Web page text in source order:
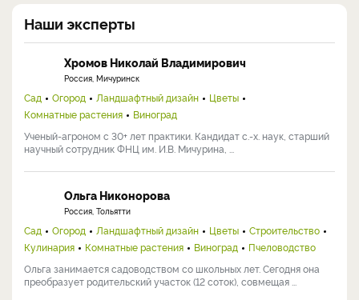
Наши эксперты
Хромов Николай Владимирович
Россия, Мичуринск
Сад Огород Ландшафтный дизайн
Цветы
Комнатные растения
Виноград
Ученый-агроном с 30+ лет практики. Кандидат с.-х. наук, старший
научный сотрудник ФНЦ им. И.В. Мичурина, ...
Ольга Никонорова
Россия, Тольятти
Сад Огород Ландшафтный дизайн Цветы
Строительство
Кулинария
Комнатные растения Виноград
Пчеловодство
Ольга занимается садоводством со школьных лет. Сегодня она
преобразует родительский участок (12 соток), совмещая ...